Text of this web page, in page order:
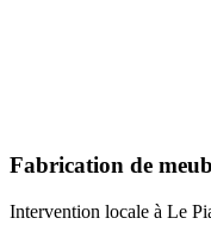
Fabrication de
Intervention locale à Le